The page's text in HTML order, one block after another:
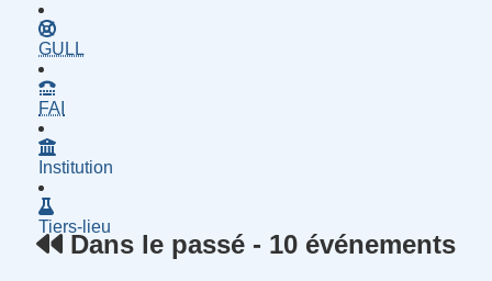
GULL
FAI
Institution
Tiers-lieu
Dans le passé - 10 événements